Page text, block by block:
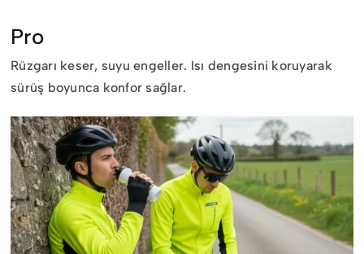
Pro
Rüzgarı keser, suyu engeller. Isı dengesini koruyarak
sürüş boyunca konfor sağlar.